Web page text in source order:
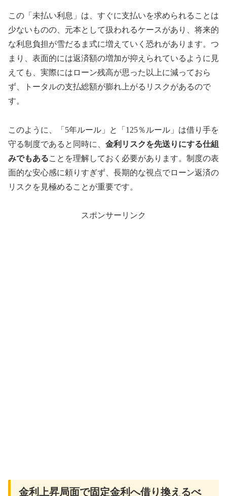
この「未払い利息」は、すぐに支払いを求められることは
少ないものの、元本として扱われるケースがあり、将来的
な利息負担が雪だるま式に増えていく恐れがあります。つ
まり、表面的には返済額の増加が抑えられているように見
えても、実際にはローン残高が思った以上に減っておら
ず、トータルの支払総額が膨れ上がるリスクがあるので
す。
このように、「5年ルール」と「125％ルール」は借り手を
守る制度であると同時に、 金利リスクを先送りにする仕組
みでもあることを理解しておく必要があります。制度の表
面的な安心感に頼りすぎず、長期的な視点でローン返済の
リスクを見極めることが重要です。
スポンサーリンク
金利上昇局面で固定金利へ借り換えるべ